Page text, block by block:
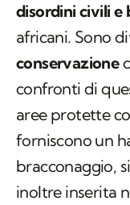
disordini civili e
africani. Sono
conservazione
confronti di
aree protette
forniscono un
bracconaggio,
inoltre inserita